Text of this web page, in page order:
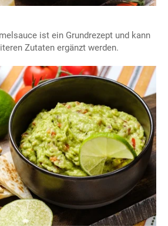
ist ein Grundrezept und kann
Zutaten ergänzt werden.